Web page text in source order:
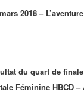
:
2018 –
du quart de
Féminine HBCD –